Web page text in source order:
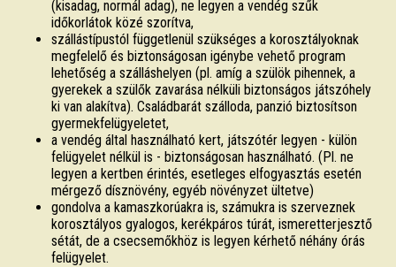
(kisadag, normál adag), ne legyen a vendég szűk
időkorlátok közé szorítva,
szállástípustól függetlenül szükséges a korosztályoknak
megfelelő és biztonságosan igénybe vehető program
lehetőség a szálláshelyen (pl. amíg a szülök pihennek, a
gyerekek a szülők zavarása nélküli biztonságos játszóhely
ki van alakítva). Családbarát szálloda, panzió biztosítson
gyermekfelügyeletet,
a vendég által használható kert, játszótér legyen - külön
felügyelet nélkül is - biztonságosan használható. (Pl. ne
legyen a kertben érintés, esetleges elfogyasztás esetén
mérgező dísznövény, egyéb növényzet ültetve)
gondolva a kamaszkorúakra is, számukra is szerveznek
korosztályos gyalogos, kerékpáros túrát, ismeretterjesztő
sétát, de a csecsemőkhöz is legyen kérhető néhány órás
felügyelet.